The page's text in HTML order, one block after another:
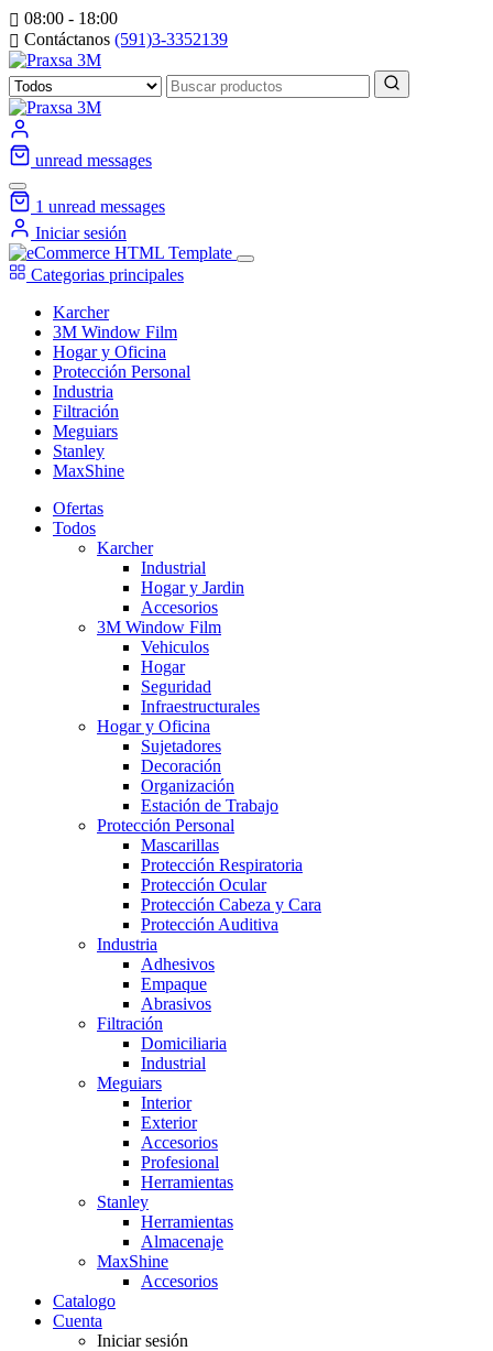
08:00 - 18:00
Contáctanos (591)3-3352139
unread messages
1 unread messages
Iniciar sesión
Categorias principales
Karcher
3M Window Film
Hogar y Oficina
Protección Personal
Industria
Filtración
Meguiars
Stanley
MaxShine
Ofertas
Todos
Karcher
Industrial
Hogar y Jardin
Accesorios
3M Window Film
Vehiculos
Hogar
Seguridad
Infraestructurales
Hogar y Oficina
Sujetadores
Decoración
Organización
Estación de Trabajo
Protección Personal
Mascarillas
Protección Respiratoria
Protección Ocular
Protección Cabeza y Cara
Protección Auditiva
Industria
Adhesivos
Empaque
Abrasivos
Filtración
Domiciliaria
Industrial
Meguiars
Interior
Exterior
Accesorios
Profesional
Herramientas
Stanley
Herramientas
Almacenaje
MaxShine
Accesorios
Catalogo
Cuenta
Iniciar sesión